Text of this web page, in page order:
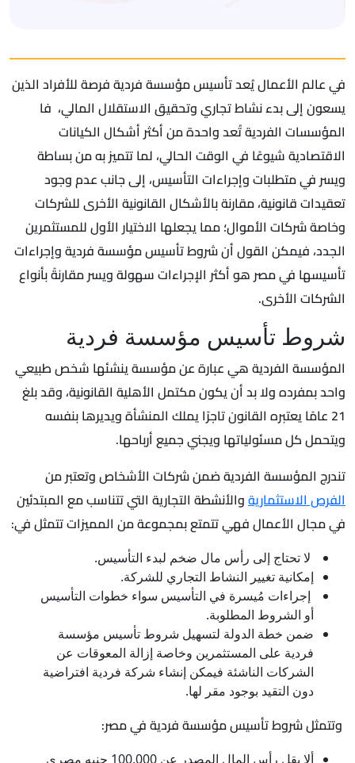
في عالم الأعمال يُعد تأسيس مؤسسة فردية فرصة للأفراد الذين
يسعون إلى بدء نشاط تجاري وتحقيق الاستقلال المالي، فا
المؤسسات الفردية تُعد واحدة من أكثر أشكال الكيانات
الاقتصادية شيوعًا في الوقت الحالي، لما تتميز به من بساطة
ويسر في متطلبات وإجراءات التأسيس، إلى جانب عدم وجود
تعقيدات قانونية، مقارنة بالأشكال القانونية الأخرى للشركات
وخاصة شركات الأموال؛ مما يجعلها الاختيار الأول للمستثمرين
الجدد، فيمكن القول أن شروط تأسيس مؤسسة فردية وإجراءات
تأسيسها في مصر هو أكثر الإجراءات سهولة ويسر مقارنةً بأنواع
الشركات الأخرى.
شروط تأسيس مؤسسة فردية
المؤسسة الفردية هي عبارة عن مؤسسة ينشئها شخص طبيعي
واحد بمفرده ولا بد أن يكون مكتمل الأهلية القانونية، وقد بلغ
21 عامًا يعتبره القانون تاجرًا يملك المنشأة ويديرها بنفسه
ويتحمل كل مسئولياتها ويجني جميع أرباحها.
تندرج المؤسسة الفردية ضمن شركات الأشخاص وتعتبر من
الفرص الاستثماريةوالأنشطة التجارية التي تتناسب مع المبتدئين
في مجال الأعمال فهي تتمتع بمجموعة من المميزات تتمثل في:
لا تحتاج إلى رأس مال ضخم لبدء التأسيس.
إمكانية تغيير النشاط التجاري للشركة.
إجراءات مُيسرة في التأسيس سواء خطوات التأسيس
أو الشروط المطلوبة.
ضمن خطة الدولة لتسهيل شروط تأسيس مؤسسة
فردية على المستثمرين وخاصة إزالة المعوقات عن
الشركات الناشئة فيمكن إنشاء شركة فردية افتراضية
دون التقيد بوجود مقر لها.
وتتمثل شروط تأسيس مؤسسة فردية في مصر:
ألا يقل رأس المال المصدر عن 100,000 جنيه مصري